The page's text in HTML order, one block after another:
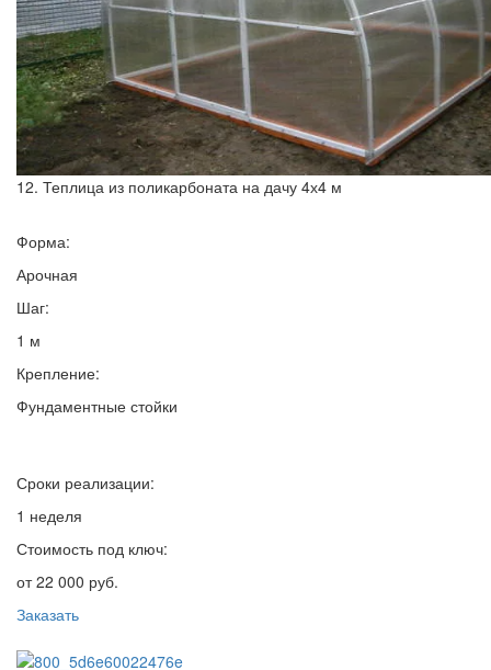
12. Теплица из поликарбоната на дачу 4х4 м
Форма:
Арочная
Шаг:
1 м
Крепление:
Фундаментные стойки
Сроки реализации:
1 неделя
Стоимость под ключ:
от 22 000 руб.
Заказать